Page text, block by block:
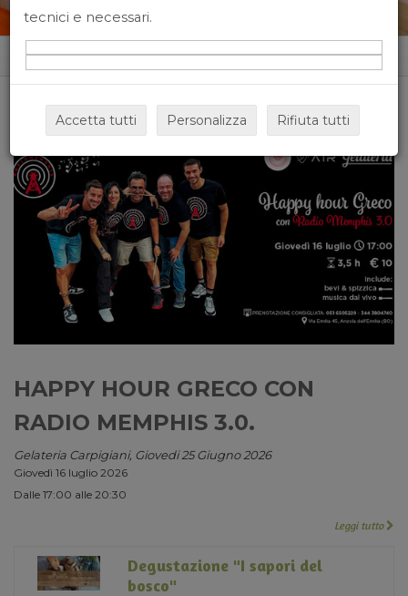
Home News&events
HAPPY HOUR GRECO CON
RADIO MEMPHIS 3.0.
Gelateria Carpigiani, Giovedi 25 Giugno 2026
Giovedì 16 luglio 2026
Dalle 17:00 alle 20:30
Leggi tutto
Degustazione "I sapori del
bosco"
tecnici e necessari.
Accetta tutti Personalizza Rifiuta tutti